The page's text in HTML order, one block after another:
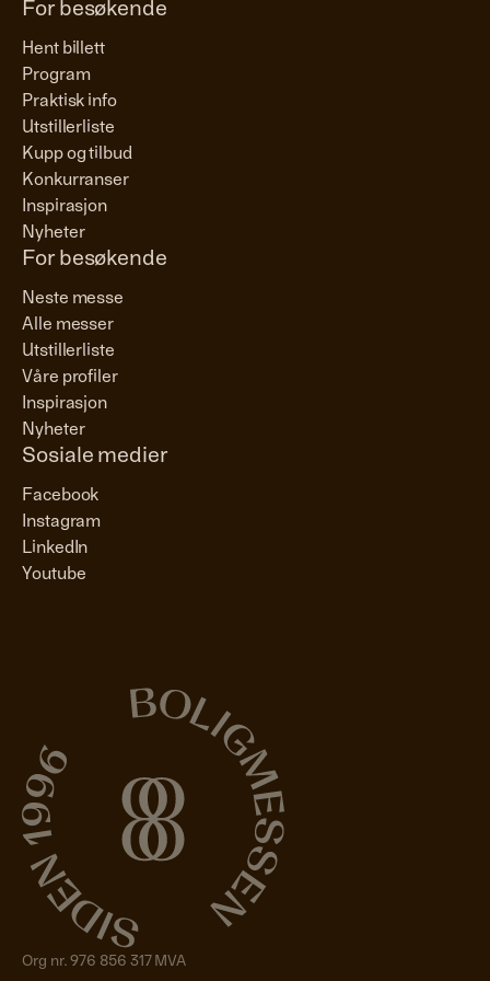
For besøkende
Hent billett
Program
Praktisk info
Utstillerliste
Kupp og tilbud
Konkurranser
Inspirasjon
Nyheter
For besøkende
Neste messe
Alle messer
Utstillerliste
Våre profiler
Inspirasjon
Nyheter
Sosiale medier
Facebook
Instagram
LinkedIn
Youtube
Org nr. 976 856 317 MVA